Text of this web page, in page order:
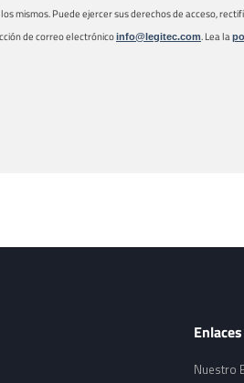
mismos. Puede ejercer sus derechos de acceso,
de correo electrónicoinfo@legitec.com. Lea la
Enlaces
Nuestro